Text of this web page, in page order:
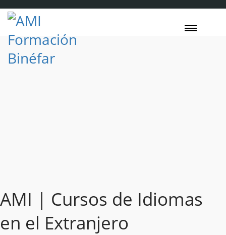
AMI | Cursos de Idiomas
en el Extranjero